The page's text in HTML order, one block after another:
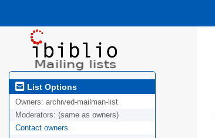
List Options
Owners: archived-mailman-list
Moderators: (same as owners)
Contact owners